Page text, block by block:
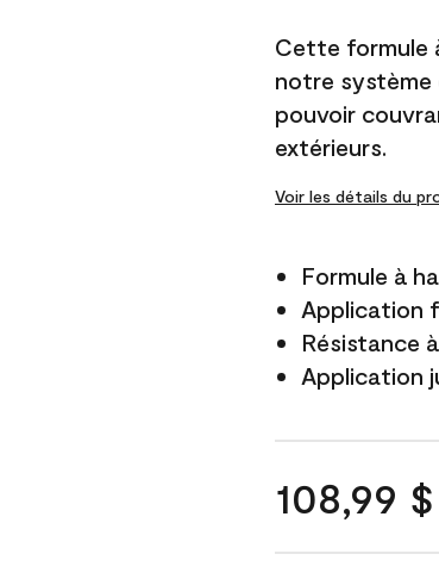
Cette formule
notre système
pouvoir
extérieurs.
Voir les détails du
Formule à
Application
Résistance
Application
108,99